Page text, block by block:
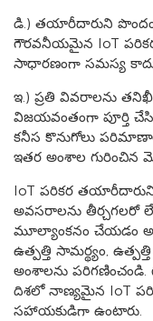
డి.) తయారీదారుని
గౌరవనీయమైన IoT
సాధారణంగా సమస్య
ఇ.) ప్రతి వివరాలను తనిఖీ
విజయవంతంగా పూర్తి
కనీస కొనుగోలు
ఇతర అంశాల
IoT పరికర
అవసరాలను తీర్చగలరో
మూల్యాంకనం చేయడం
ఉత్పత్తి సామర్థ్యం,
అంశాలను పరిగణించండి.
దిశలో నాణ్యమైన IoT
సహాయకుడిగా ఉంటారు.